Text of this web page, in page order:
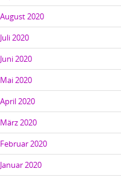
August 2020
Juli 2020
Juni 2020
Mai 2020
April 2020
März 2020
Februar 2020
Januar 2020